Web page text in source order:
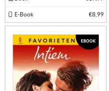
E-Book €8,99